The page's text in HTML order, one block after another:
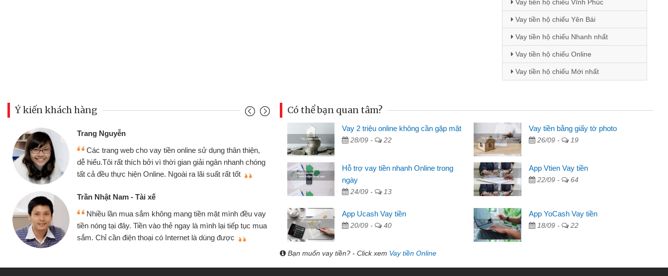
Vay tiền hộ chiếu Vĩnh Phúc
Vay tiền hộ chiếu Yên Bái
Vay tiền hộ chiếu Nhanh nhất
Vay tiền hộ chiếu Online
Vay tiền hộ chiếu Mới nhất
Ý kiến khách hàng
dụng thân thiện,
nhanh chóng
suất rất tốt
mặt mình đều vay
lại tiếp tục mua
được
Mình cần tiền gấp nên định cầm cố chiếc xe wave
nhưng thật may đã có gói vay tiền bằng CMND online
không cần gặp mặt nên rất tiện lợi, sẽ giới thiệu cho bạn
Tôi kinh doanh buôn bán nhỏ lẻ nhiều lúc cần vốn nhập
hàng, nhờ biết đến website qua bạn bè giới thiệu tôi đã giải
quyết được công việc của mình nhanh chóng
Mai Lan - Sinh viên
Tôi biết đến thông qua quảng cáo trên facebook. Tôi là
sinh viên nên cần đóng tiền nhà, sinh nhật bạn bè, mà đọc
thấy thủ tục nhanh gọn nên tôi quyết định vay
Mất 2 tuần các ngân hàng không ai cho vay. Trong khi
cần có 2 triệu để giải quyết việc riêng, trong 1-2 ngày tôi trả
được thôi. Cảm ơn đã giúp tôi kịp thời và nhanh chóng
Có thể bạn quan tâm?
Vay 2 triệu online không cần gặp mặt
28/09 - 22
Vay tiền bằng giấy tờ photo
26/09 - 19
Hỗ trợ vay tiền nhanh Online trong
ngày
24/09 - 13
App Vtien Vay tiền
22/09 - 64
App Ucash Vay tiền
20/09 - 40
App YoCash Vay tiền
18/09 - 22
Bạn muốn vay tiền? - Click xem Vay tiền Online